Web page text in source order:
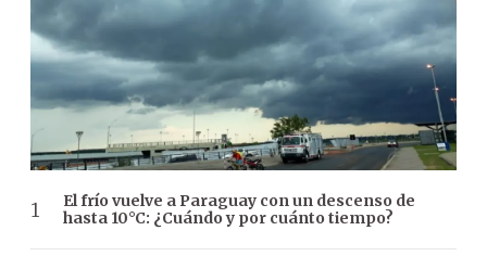
El frío vuelve a Paraguay con un descenso de
hasta 10°C: ¿Cuándo y por cuánto tiempo?